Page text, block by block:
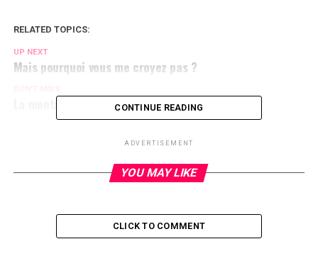
RELATED TOPICS:
UP NEXT
Mais pourquoi vous me croyez pas ?
La montagne belge CONTINUE READING
ADVERTISEMENT
YOU MAY LIKE
CLICK TO COMMENT